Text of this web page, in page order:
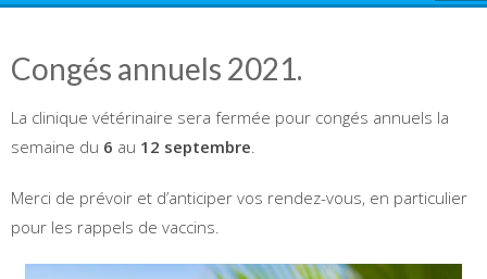
Congés annuels 2021.
La clinique vétérinaire sera fermée pour congés annuels la
semaine du 6 au 12 septembre
Merci de prévoir et d’anticiper vos rendez-vous, en particulier
pour les rappels de vaccins.